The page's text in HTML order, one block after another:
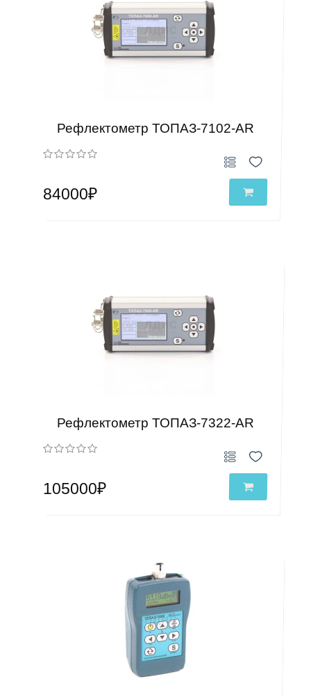
Рефлектометр ТОПАЗ-7102-AR
84000₽
Рефлектометр ТОПАЗ-7322-AR
105000₽